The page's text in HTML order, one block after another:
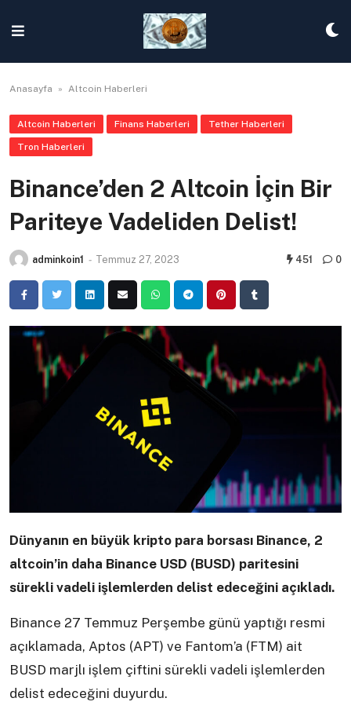
content
Anasayfa » Altcoin Haberleri
Altcoin Haberleri Finans Haberleri Tether Haberleri
Tron Haberleri
Binance’den 2 Altcoin İçin Bir
Pariteye Vadeliden Delist!
adminkoin1 - Temmuz 27, 2023 451 0
Dünyanın en büyük kripto para borsası Binance, 2
altcoin’in daha Binance USD (BUSD) paritesini
sürekli vadeli işlemlerden delist edeceğini açıkladı.
Binance 27 Temmuz Perşembe günü yaptığı resmi
açıklamada, Aptos (APT) ve Fantom’a (FTM) ait
BUSD marjlı işlem çiftini sürekli vadeli işlemlerden
delist edeceğini duyurdu.